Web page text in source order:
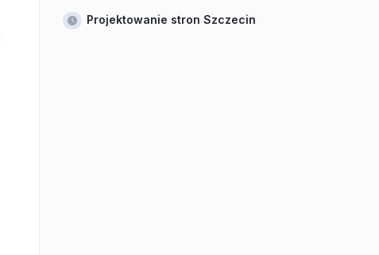
Projektowanie stron Szczecin